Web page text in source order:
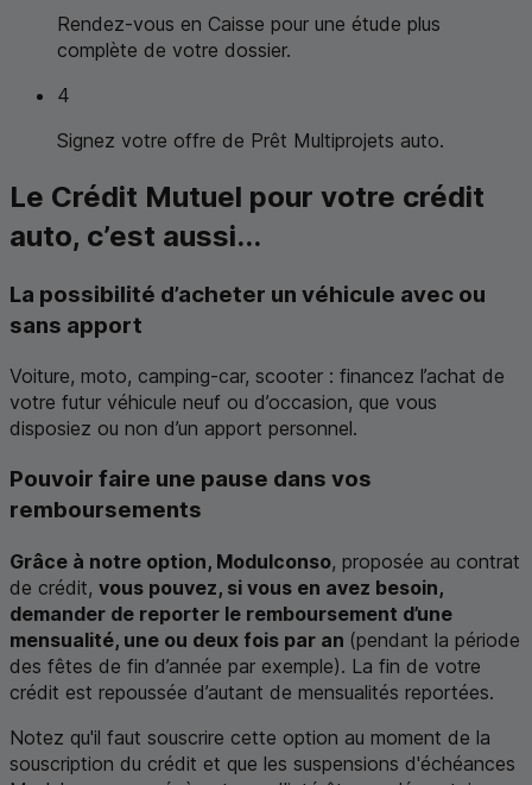
Rendez-vous en Caisse pour une étude plus
complète de votre dossier.
4
Signez votre offre de Prêt Multiprojets auto.
Le Crédit Mutuel pour votre crédit
auto, c’est aussi...
La possibilité d’acheter un véhicule avec ou
sans apport
Voiture, moto, camping-car, scooter : financez l’achat de
votre futur véhicule neuf ou d’occasion, que vous
disposiez ou non d’un apport personnel.
Pouvoir faire une pause dans vos
remboursements
Grâce à notre option, Modulconso, proposée au contrat
de crédit, vous pouvez, si vous en avez besoin,
demander de reporter le remboursement d’une
mensualité, une ou deux fois par an (pendant la période
des fêtes de fin d’année par exemple). La fin de votre
crédit est repoussée d’autant de mensualités reportées.
Notez qu'il faut souscrire cette option au moment de la
souscription du crédit et que les suspensions d'échéances